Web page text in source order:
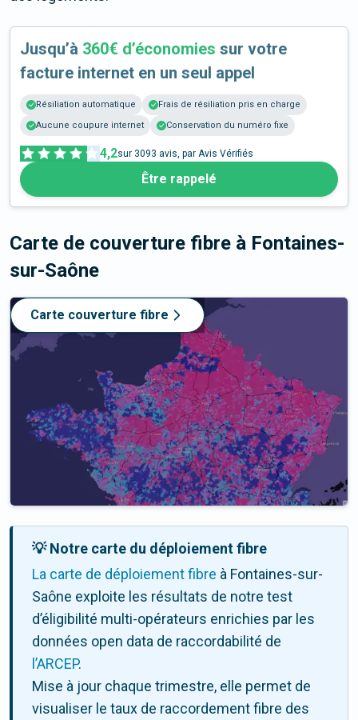
Jusqu’à 360€ d’économies sur votre
facture internet en un seul appel
Résiliation automatique
Frais de résiliation pris en charge
Aucune coupure internet
Conservation du numéro fixe
4,2sur 3093 avis, par Avis Vérifiés
Être rappelé
Carte de couverture fibre à Fontaines-
sur-Saône
Carte couverture fibre
💡 Notre carte du déploiement fibre
La carte de déploiement fibre à Fontaines-sur-
Saône exploite les résultats de notre test
d’éligibilité multi-opérateurs enrichies par les
données open data de raccordabilité de
l’ARCEP.
Mise à jour chaque trimestre, elle permet de
visualiser le taux de raccordement fibre des